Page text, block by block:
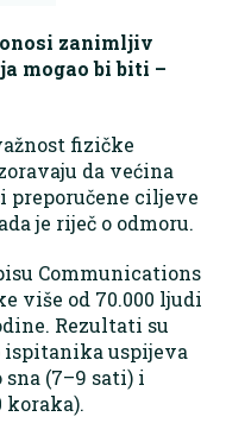
zanimljiv
mogao bi biti –
fizičke
da većina
preporučene ciljeve
je riječ o odmoru.
Communications
više od 70.000 ljudi
Rezultati su
ispitanika uspijeva
(7–9 sati) i
koraka).